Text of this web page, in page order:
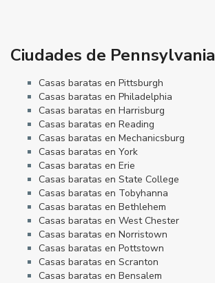
Ciudades de Pennsylvania
Casas baratas en Pittsburgh
Casas baratas en Philadelphia
Casas baratas en Harrisburg
Casas baratas en Reading
Casas baratas en Mechanicsburg
Casas baratas en York
Casas baratas en Erie
Casas baratas en State College
Casas baratas en Tobyhanna
Casas baratas en Bethlehem
Casas baratas en West Chester
Casas baratas en Norristown
Casas baratas en Pottstown
Casas baratas en Scranton
Casas baratas en Bensalem